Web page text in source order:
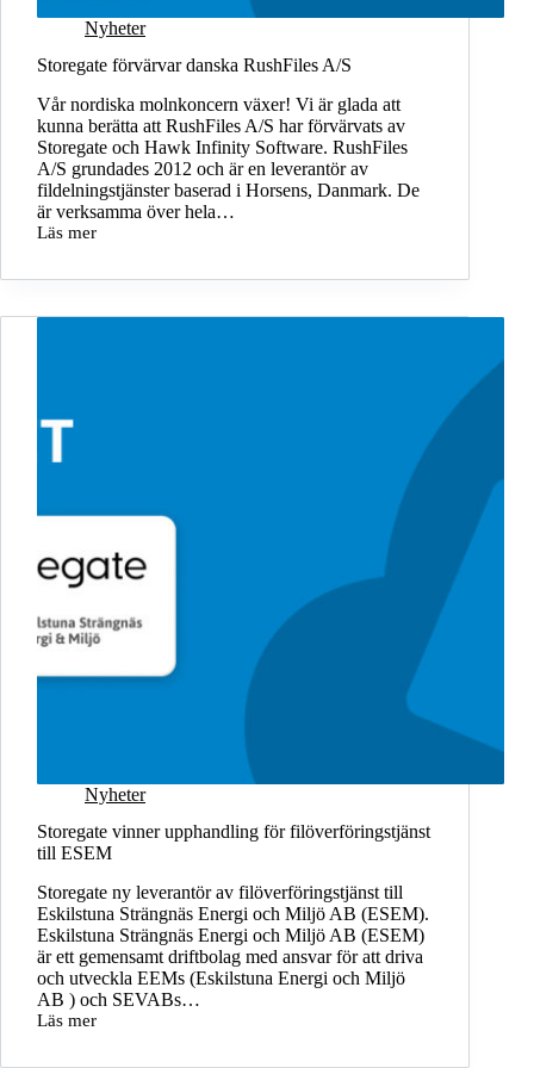
Nyheter
Storegate förvärvar danska RushFiles A/S
Vår nordiska molnkoncern växer! Vi är glada att
kunna berätta att RushFiles A/S har förvärvats av
Storegate och Hawk Infinity Software. RushFiles
A/S grundades 2012 och är en leverantör av
fildelningstjänster baserad i Horsens, Danmark. De
är verksamma över hela…
Läs mer
Storegate
danska
A/S
Nyheter
Storegate vinner upphandling för filöverföringstjänst
till ESEM
Storegate ny leverantör av filöverföringstjänst till
Eskilstuna Strängnäs Energi och Miljö AB (ESEM).
Eskilstuna Strängnäs Energi och Miljö AB (ESEM)
är ett gemensamt driftbolag med ansvar för att driva
och utveckla EEMs (Eskilstuna Energi och Miljö
AB ) och SEVABs…
Läs mer
Storegate